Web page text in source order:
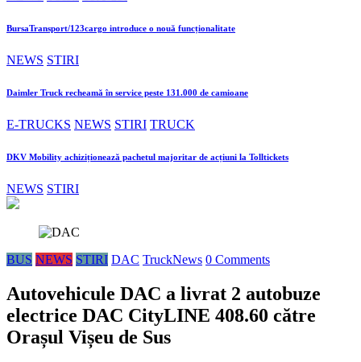
BursaTransport/123cargo introduce o nouă funcționalitate
NEWS STIRI
Daimler Truck recheamă în service peste 131.000 de camioane
E-TRUCKS NEWS STIRI TRUCK
DKV Mobility achiziționează pachetul majoritar de acțiuni la Tolltickets
NEWS STIRI
BUS NEWS STIRI DAC TruckNews 0 Comments
Autovehicule DAC a livrat 2 autobuze
electrice DAC CityLINE 408.60 către
Orașul Vișeu de Sus